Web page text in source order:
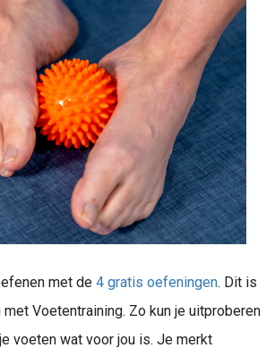
met de 4 gratis oefeningen. Dit is
Voetentraining. Zo kun je uitproberen
voeten wat voor jou is. Je merkt